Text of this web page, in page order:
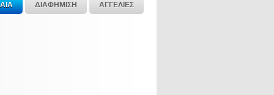
ΔΙΑΦΗΜΙΣΗ ΑΓΓΕΛΙΕΣ